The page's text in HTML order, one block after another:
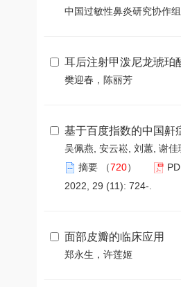
中国过敏性鼻炎研究协作组
耳后注射甲泼尼龙琥珀
樊迎春，陈丽芳
基于百度指数的中国鼾
吴佩燕, 安云崧, 刘蕙, 谢
摘要 （720）
2022, 29 (11): 724-.
面部皮瓣的临床应用
郑永生，许莲姬